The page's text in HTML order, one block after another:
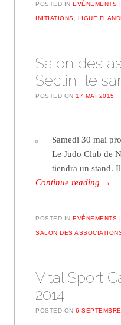
POSTED INEVÉNEMENTS
INITIATIONS, LIGUE
Salon des
Seclin, le
POSTED ON 17 MAI 2015
Samedi 30 mai
Le Judo Club de
tiendra un stand.
Continue reading →
POSTED INEVÉNEMENTS
SALON DES
Vital Sport
2014
POSTED ON6